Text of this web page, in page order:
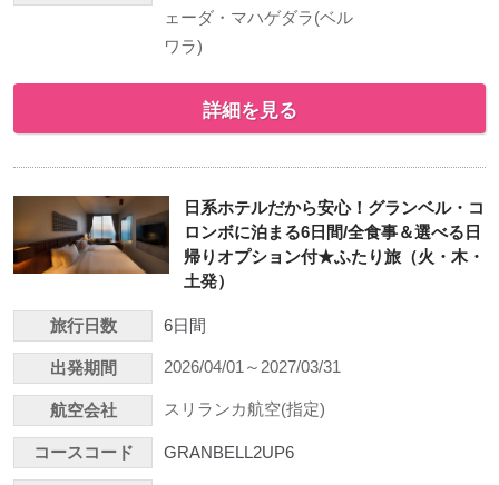
ェーダ・マハゲダラ(ベル
ワラ)
詳細を見る
日系ホテルだから安心！グランベル・コ
ロンボに泊まる6日間/全食事＆選べる日
帰りオプション付★ふたり旅（火・木・
土発）
旅行日数 6日間
出発期間 2026/04/01～2027/03/31
航空会社 スリランカ航空(指定)
コースコード GRANBELL2UP6